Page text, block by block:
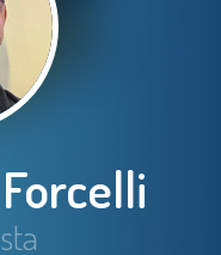
Forcelli